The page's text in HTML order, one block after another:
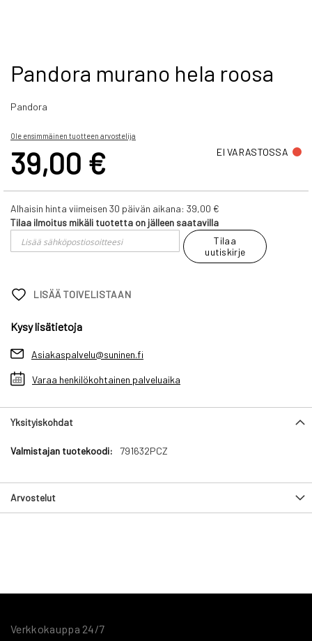
Skip
to
beginning
the
gallery
Pandora murano hela roosa
Pandora
Ole ensimmäinen tuotteen arvostelija
39,00 € EI VARASTOSSA
Alhaisin hinta viimeisen 30 päivän aikana: 39,00 €
Tilaa ilmoitus mikäli tuotetta on jälleen saatavilla
Tilaa
uutiskirje
LISÄÄ TOIVELISTAAN
Kysy lisätietoja
Asiakaspalvelu@suninen.fi
Varaa henkilökohtainen palveluaika
Yksityiskohdat
Yksityiskohdat 791632PCZ
Arvostelut
Verkkokauppa 24/7